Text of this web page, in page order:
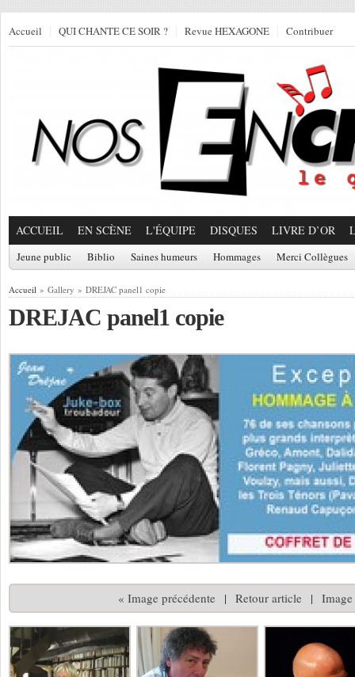
Accueil QUI CHANTE CE SOIR ? Revue HEXAGONE Contribuer
ACCUEIL EN SCÈNE L'ÉQUIPE DISQUES LIVRE D’OR
Jeune public Biblio Saines humeurs Hommages Merci Collègues
Accueil » Gallery » DREJAC panel1 copie
DREJAC panel1 copie
« Image précédente | Retour article |